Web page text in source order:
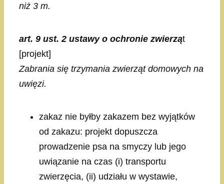
niż 3 m.
art. 9 ust. 2 ustawy o ochronie zwierząt
[projekt]
Zabrania się trzymania zwierząt domowych na
uwięzi.
zakaz nie byłby zakazem bez wyjątków
od zakazu: projekt dopuszcza
prowadzenie psa na smyczy lub jego
uwiązanie na czas (i) transportu
zwierzęcia, (ii) udziału w wystawie,